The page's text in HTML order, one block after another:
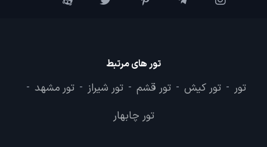
تور های مرتبط
تور - تور کیش - تور قشم - تور شیراز - تور مشهد -
تور چابهار